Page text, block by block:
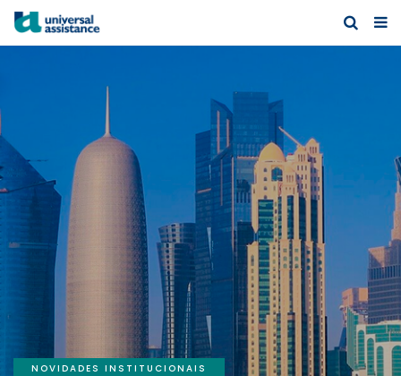
NOVIDADES INSTITUCIONAIS